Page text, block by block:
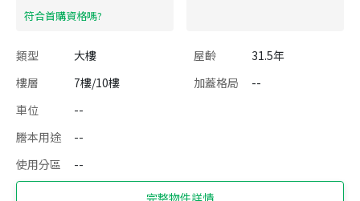
​符合首購資格嗎?
類型 大樓 屋齡
31.5年
樓層
7樓/10樓 加蓋格局
--
車位
--
謄本用途
--
使用分區
--
完整物件詳情